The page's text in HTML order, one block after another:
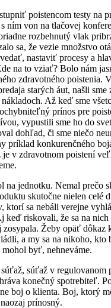
poistencom testy na
ním von na tlačovej
rozbehnutý vlak
sa, že vezie množstvo
nastaviť procesy a
na to vziať? Bolo nám
zdravotného poistenia.
starých áut, našli
Až keď sme
prínos pre
vypustili sme ho do
dohľad, či sme niečo
príklad konkurenčného
v zdravotnom poistení
na jednotku. Nemal prečo
skutočne nielen celé
ktorí sa nebáli verejne
keď riskovali, že sa na
zosypala. Žeby opäť dôkaz
a my sa na nikoho, kto
byť, nehneváme.
súťaž v regulovanom
konečný spotrebiteľ.
boj o klienta. Boj, ktorý
prínosný.